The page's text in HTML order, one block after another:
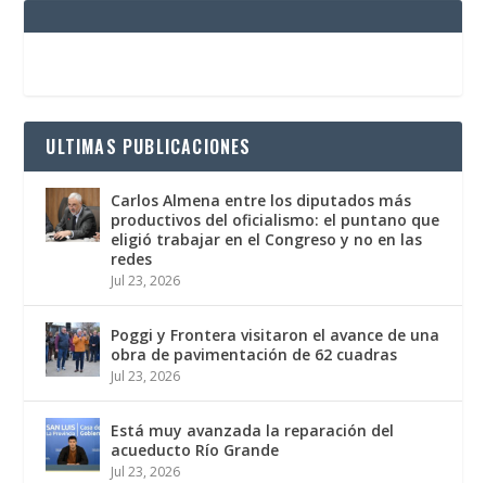
ULTIMAS PUBLICACIONES
Carlos Almena entre los diputados más
productivos del oficialismo: el puntano que
eligió trabajar en el Congreso y no en las
redes
Jul 23, 2026
Poggi y Frontera visitaron el avance de una
obra de pavimentación de 62 cuadras
Jul 23, 2026
Está muy avanzada la reparación del
acueducto Río Grande
Jul 23, 2026